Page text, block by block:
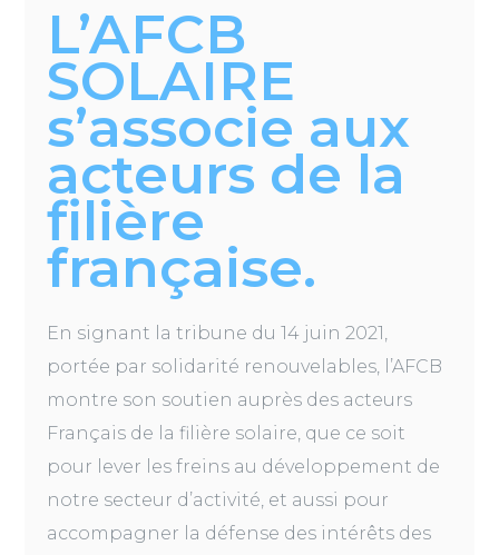
L’AFCB
SOLAIRE
s’associe aux
acteurs de la
filière
française.
En signant la tribune du 14 juin 2021,
portée par solidarité renouvelables, l’AFCB
montre son soutien auprès des acteurs
Français de la filière solaire, que ce soit
pour lever les freins au développement de
notre secteur d’activité, et aussi pour
accompagner la défense des intérêts des